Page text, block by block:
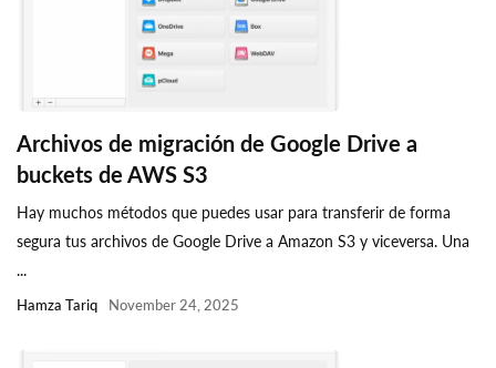
Archivos de migración de Google Drive a
buckets de AWS S3
Hay muchos métodos que puedes usar para transferir de forma
segura tus archivos de Google Drive a Amazon S3 y viceversa. Una
...
Hamza Tariq November 24, 2025